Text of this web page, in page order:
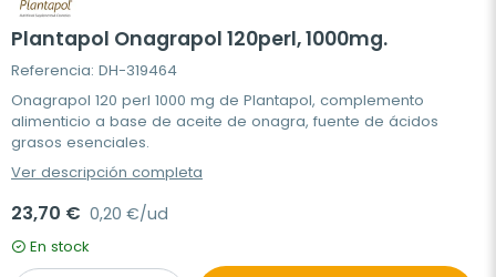
Plantapol Onagrapol 120perl, 1000mg.
Referencia: DH-319464
Onagrapol 120 perl 1000 mg de Plantapol, complemento
alimenticio a base de aceite de onagra, fuente de ácidos
grasos esenciales.
Ver descripción completa
23,70 € 0,20 €/ud
En stock